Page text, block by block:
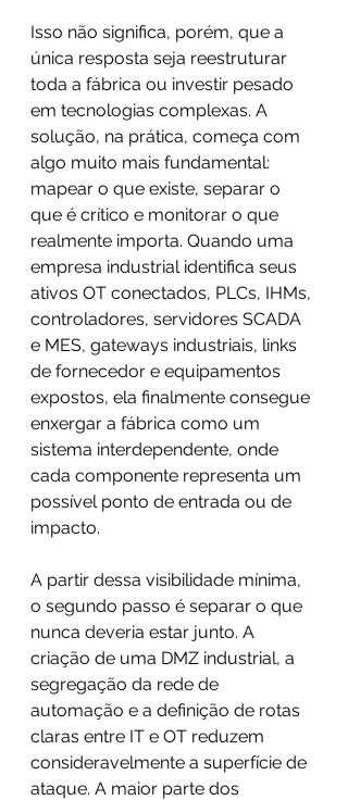
Isso não significa, porém, que a
única resposta seja reestruturar
toda a fábrica ou investir pesado
em tecnologias complexas. A
solução, na prática, começa com
algo muito mais fundamental:
mapear o que existe, separar o
que é crítico e monitorar o que
realmente importa. Quando uma
empresa industrial identifica seus
ativos OT conectados, PLCs, IHMs,
controladores, servidores SCADA
e MES, gateways industriais, links
de fornecedor e equipamentos
expostos, ela finalmente consegue
enxergar a fábrica como um
sistema interdependente, onde
cada componente representa um
possível ponto de entrada ou de
impacto.
A partir dessa visibilidade mínima,
o segundo passo é separar o que
nunca deveria estar junto. A
criação de uma DMZ industrial, a
segregação da rede de
automação e a definição de rotas
claras entre IT e OT reduzem
consideravelmente a superfície de
ataque. A maior parte dos